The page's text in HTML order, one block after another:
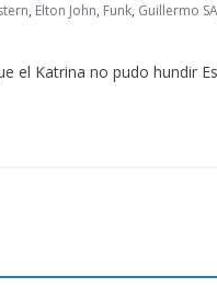
, Elton John, Funk, Guillermo SA
el Katrina no pudo hundir